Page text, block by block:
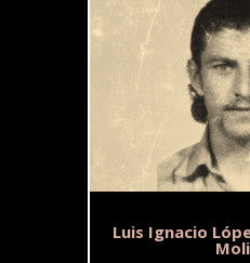
Luis Ignacio